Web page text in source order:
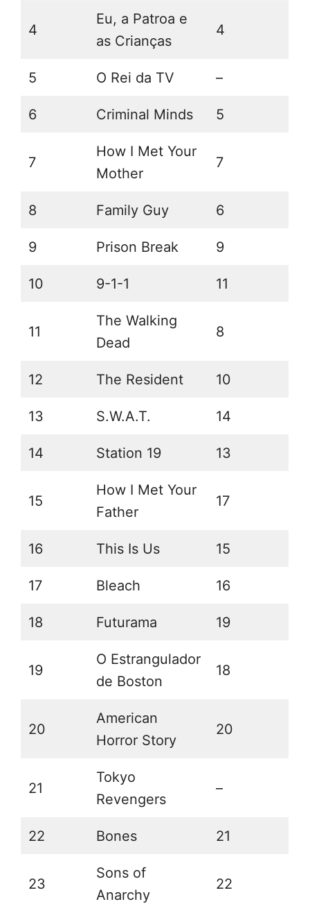
4
Eu, a Patroa e
as Crianças
4
5 O Rei da TV –
6 Criminal Minds 5
7
How I Met Your
Mother
7
8 Family Guy 6
9 Prison Break 9
10 9-1-1 11
11
The Walking
Dead
8
12 The Resident 10
13 S.W.A.T. 14
14 Station 19 13
15
How I Met Your
Father
17
16 This Is Us 15
17 Bleach 16
18 Futurama 19
19
O Estrangulador
de Boston
18
20
American
Horror Story
20
21
Tokyo
Revengers
–
22 Bones 21
23
Sons of
Anarchy
22